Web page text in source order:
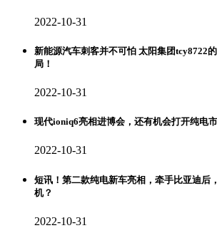
2022-10-31
新能源汽车刺客并不可怕 太阳集团tcy8722
局！
2022-10-31
现代ioniq6亮相进博会，还有机会打开纯电
2022-10-31
短讯！第二款纯电新车亮相，牵手比亚迪后
机？
2022-10-31